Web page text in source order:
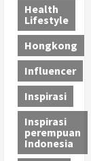
Health
Lifestyle
Hongkong
Influencer
Inspirasi
Inspirasi
perempuan
Indonesia